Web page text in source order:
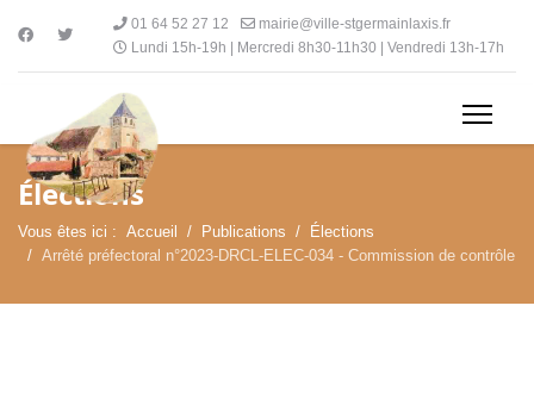
01 64 52 27 12
mairie@ville-stgermainlaxis.fr
Lundi 15h-19h | Mercredi 8h30-11h30 | Vendredi 13h-17h
Élections
Vous êtes ici : Accueil Publications
Élections
Arrêté préfectoral n°2023-DRCL-ELEC-034 - Commission de contrôle